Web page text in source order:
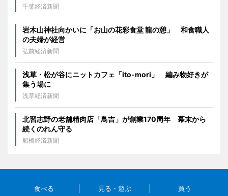
千葉経済新聞
岩木山神社向かいに「お山の花彩食堂 龍の憩」 和食職人
の夫婦が経営
弘前経済新聞
浅草・松が谷にニットカフェ「ito-mori」 編み物好きが
集う場に
浅草経済新聞
北習志野の老舗精肉店「鳥吉」が創業170周年 幕末から
続くのれん守る
船橋経済新聞
食べる 見る・遊ぶ 買う